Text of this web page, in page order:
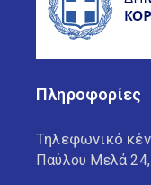
Πληροφορίες
Τηλεφωνικό
Παύλου Μελά